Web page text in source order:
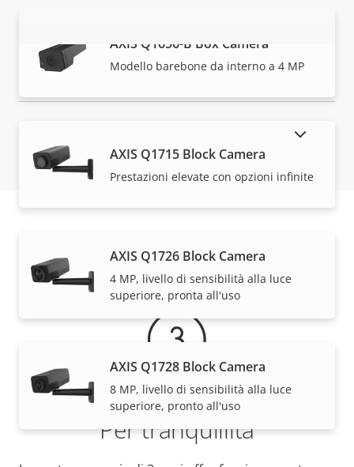
VISUALIZZA DI PIÙ
AXIS Q1656-B Box Camera
Modello barebone da interno a 4 MP
AXIS Q1715 Block Camera
Prestazioni elevate con opzioni infinite
AXIS Q1726 Block Camera
4 MP, livello di sensibilità alla luce
superiore, pronta all'uso
AXIS Q1728 Block Camera
8 MP, livello di sensibilità alla luce
superiore, pronto all'uso
Garanzia
Per tranquillità